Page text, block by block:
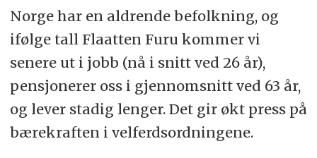
Norge har en aldrende befolkning, og
ifølge tall Flaatten Furu kommer vi
senere ut i jobb (nå i snitt ved 26 år),
pensjonerer oss i gjennomsnitt ved 63 år,
og lever stadig lenger. Det gir økt press på
bærekraften i velferdsordningene.